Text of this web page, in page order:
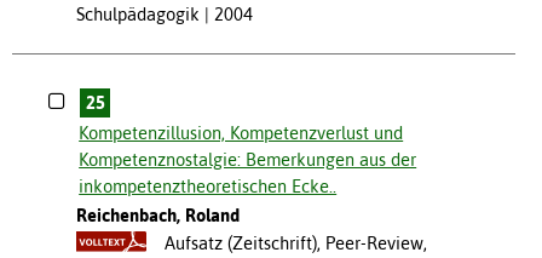
Schulpädagogik
2004
25
Kompetenzillusion, Kompetenzverlust und
Kompetenznostalgie: Bemerkungen aus der
inkompetenztheoretischen Ecke..
Reichenbach, Roland
Aufsatz (Zeitschrift), Peer-Review,